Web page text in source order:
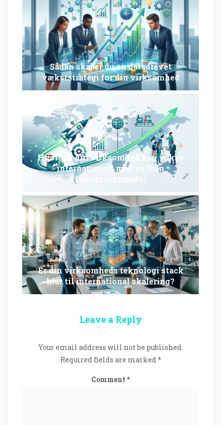
Sådan skaber du en datadrevet
vækststrategi for din virksomhed
Hvordan din virksomhed kan vokse
internationalt med en lean
forretningsmodel
Er din virksomheds teknologi stack
klar til international skalering?
Leave a Reply
Your email address will not be published.
Required fields are marked*
Comment *